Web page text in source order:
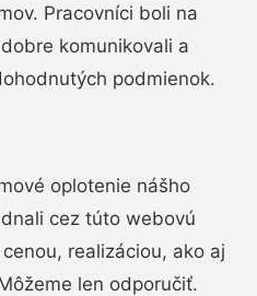
Pracovníci boli na
komunikovali a
podmienok.
oplotenie nášho
cez túto webovú
realizáciou, ako aj
len odporučiť.